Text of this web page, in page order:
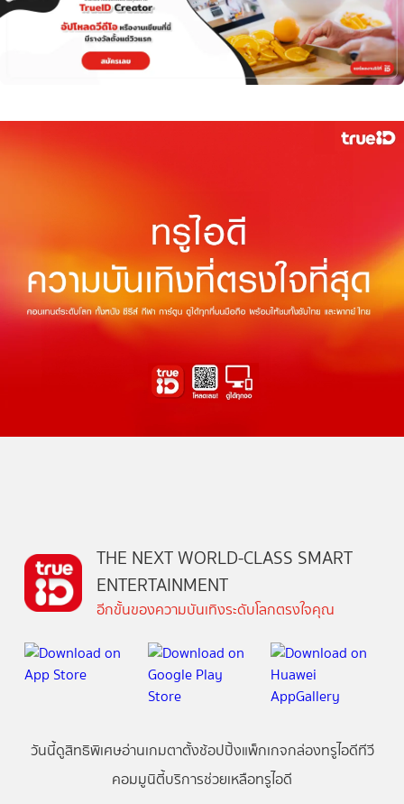
THE NEXT WORLD-CLASS SMART
ENTERTAINMENT
อีกขั้นของความบันเทิงระดับโลกตรงใจคุณ
วันนี้ดูสิทธิพิเศษอ่านเกมตาตั้งช้อปปิ้งแพ็กเกจกล่องทรูไอดีทีวี
คอมมูนิตี้บริการช่วยเหลือทรูไอดี